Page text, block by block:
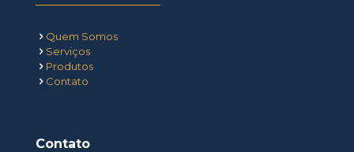
Quem Somos
Serviços
Produtos
Contato
Contato